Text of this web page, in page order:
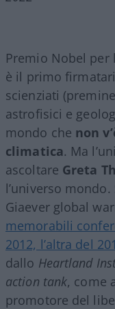
Premio Nobel per
è il primo
scienziati
astrofisici e
mondo che non
climatica. Ma
ascoltare Greta
l’universo mondo.
Giaever global
memorabili
2012, l’altra del
dallo Heartland
action tank, come
promotore del